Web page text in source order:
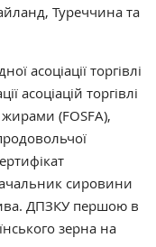
Туреччина та
асоціації торгівлі
асоціацій торгівлі
(FOSFA),
сировини
ДПЗКУ першою в
зерна на